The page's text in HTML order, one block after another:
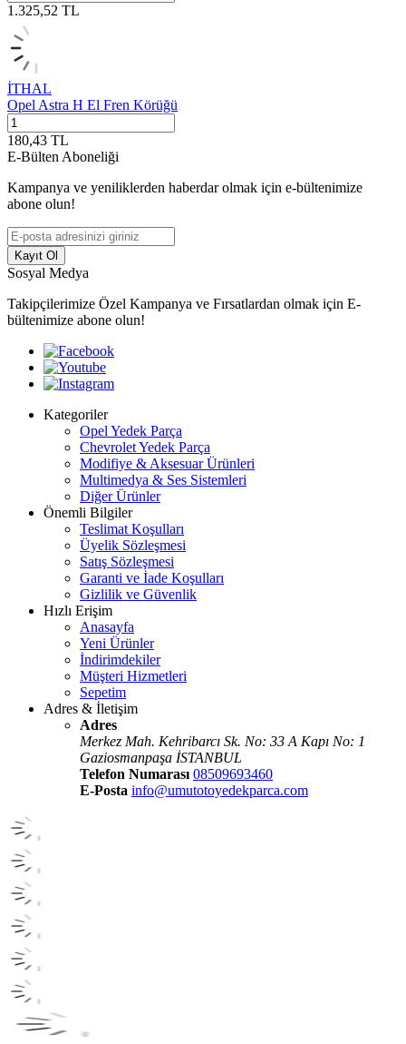
1.325,52 TL
İTHAL
Opel Astra H El Fren Körüğü
180,43 TL
E-Bülten Aboneliği
Kampanya ve yeniliklerden haberdar olmak için e-bültenimize
abone olun!
Kayıt Ol
Sosyal Medya
Takipçilerimize Özel Kampanya ve Fırsatlardan olmak için E-
bültenimize abone olun!
Kategoriler
Opel Yedek Parça
Chevrolet Yedek Parça
Modifiye & Aksesuar Ürünleri
Multimedya & Ses Sistemleri
Diğer Ürünler
Önemli Bilgiler
Teslimat Koşulları
Üyelik Sözleşmesi
Satış Sözleşmesi
Garanti ve İade Koşulları
Gizlilik ve Güvenlik
Hızlı Erişim
Anasayfa
Yeni Ürünler
İndirimdekiler
Müşteri Hizmetleri
Sepetim
Adres & İletişim
Adres
Merkez Mah. Kehribarcı Sk. No: 33 A Kapı No: 1
Gaziosmanpaşa İSTANBUL
Telefon Numarası 08509693460
E-Posta info@umutotoyedekparca.com